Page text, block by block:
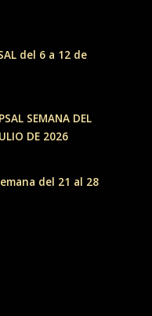
del 6 a 12 de
SEMANA DEL
DE 2026
del 21 al 28